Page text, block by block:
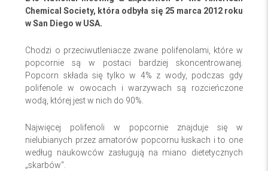
Chemical Society, która odbyła się 25 marca 2012 roku
w San Diego w USA.
Chodzi o przeciwutleniacze zwane polifenolami, które w
popcornie są w postaci bardziej skoncentrowanej.
Popcorn składa się tylko w 4% z wody, podczas gdy
polifenole w owocach i warzywach są rozcieńczone
wodą, której jest w nich do 90%.
Najwięcej polifenoli w popcornie znajduje się w
nielubianych przez amatorów popcornu łuskach i to one
według naukowców zasługują na miano dietetycznych
„skarbów“.